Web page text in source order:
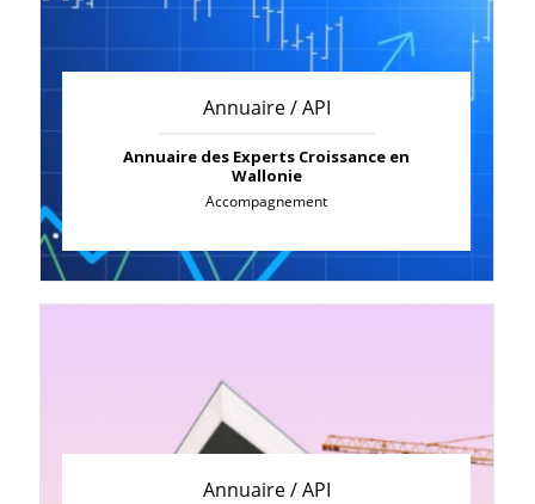
Annuaire / API
Annuaire des Experts Croissance en
Wallonie
Accompagnement
Annuaire / API